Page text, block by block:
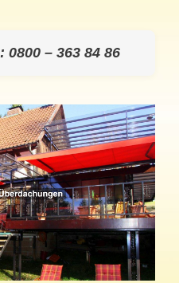
– 363 84 86